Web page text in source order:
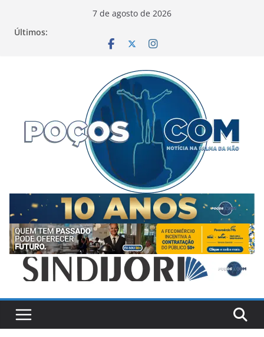
7 de agosto de 2026
Últimos: